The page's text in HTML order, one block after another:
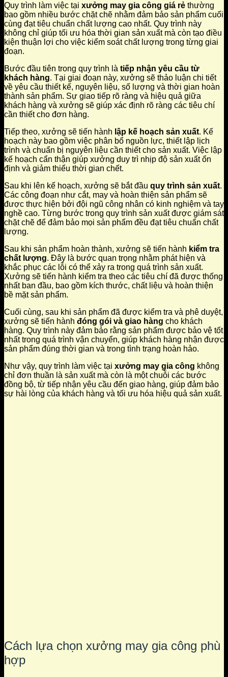
Quy trình làm việc tại xưởng may gia công giá rẻ thường
bao gồm nhiều bước chặt chẽ nhằm đảm bảo sản phẩm cuối
cùng đạt tiêu chuẩn chất lượng cao nhất. Quy trình này
không chỉ giúp tối ưu hóa thời gian sản xuất mà còn tạo điều
kiện thuận lợi cho việc kiểm soát chất lượng trong từng giai
đoạn.
Bước đầu tiên trong quy trình là tiếp nhận yêu cầu từ
khách hàng. Tại giai đoạn này, xưởng sẽ thảo luận chi tiết
về yêu cầu thiết kế, nguyên liệu, số lượng và thời gian hoàn
thành sản phẩm. Sự giao tiếp rõ ràng và hiệu quả giữa
khách hàng và xưởng sẽ giúp xác định rõ ràng các tiêu chí
cần thiết cho đơn hàng.
Tiếp theo, xưởng sẽ tiến hành lập kế hoạch sản xuất. Kế
hoạch này bao gồm việc phân bổ nguồn lực, thiết lập lịch
trình và chuẩn bị nguyên liệu cần thiết cho sản xuất. Việc lập
kế hoạch cẩn thận giúp xưởng duy trì nhịp độ sản xuất ổn
định và giảm thiểu thời gian chết.
Sau khi lên kế hoạch, xưởng sẽ bắt đầu quy trình sản xuất.
Các công đoạn như cắt, may và hoàn thiện sản phẩm sẽ
được thực hiện bởi đội ngũ công nhân có kinh nghiệm và tay
nghề cao. Từng bước trong quy trình sản xuất được giám sát
chặt chẽ để đảm bảo mọi sản phẩm đều đạt tiêu chuẩn chất
lượng.
Sau khi sản phẩm hoàn thành, xưởng sẽ tiến hành kiểm tra
chất lượng. Đây là bước quan trọng nhằm phát hiện và
khắc phục các lỗi có thể xảy ra trong quá trình sản xuất.
Xưởng sẽ tiến hành kiểm tra theo các tiêu chí đã được thống
nhất ban đầu, bao gồm kích thước, chất liệu và hoàn thiện
bề mặt sản phẩm.
Cuối cùng, sau khi sản phẩm đã được kiểm tra và phê duyệt,
xưởng sẽ tiến hành đóng gói và giao hàng cho khách
hàng. Quy trình này đảm bảo rằng sản phẩm được bảo vệ tốt
nhất trong quá trình vận chuyển, giúp khách hàng nhận được
sản phẩm đúng thời gian và trong tình trạng hoàn hảo.
Như vậy, quy trình làm việc tại xưởng may gia công không
chỉ đơn thuần là sản xuất mà còn là một chuỗi các bước
đồng bộ, từ tiếp nhận yêu cầu đến giao hàng, giúp đảm bảo
sự hài lòng của khách hàng và tối ưu hóa hiệu quả sản xuất.
Cách lựa chọn xưởng may gia công phù
hợp